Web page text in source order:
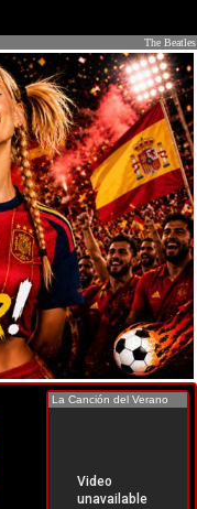
The Beatles
La Canción del Verano